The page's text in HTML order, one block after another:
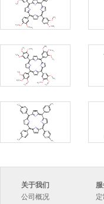
关于我们
公司概况